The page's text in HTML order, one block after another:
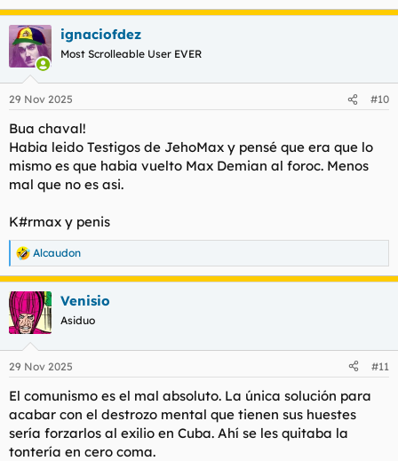
Aceptar cookies de terceros
Para ver este contenido, necesitaremos su consentimiento
para configurar cookies de terceros.
página de cookies
Aceptar cookies de terceros
ignaciofdez
Most Scrolleable User EVER
29 Nov 2025 #10
Bua chaval!
Habia leido Testigos de JehoMax y pensé que era que lo
mismo es que habia vuelto Max Demian al foroc. Menos
mal que no es asi.
K#rmax y penis
R
e
a
c
c
i
e
:
Alcaudon
Venisio
Asiduo
29 Nov 2025 #11
El comunismo es el mal absoluto. La única solución para
acabar con el destrozo mental que tienen sus huestes
sería forzarlos al exilio en Cuba. Ahí se les quitaba la
tontería en cero coma.